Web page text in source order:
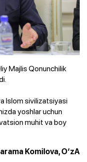
Majlis Qonunchilik
Islom sivilizatsiyasi
yoshlar uchun
muhit va boy
Komilova, O‘zA